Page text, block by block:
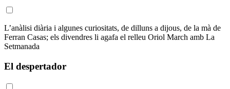
L’anàlisi diària i algunes curiositats, de dilluns a dijous, de la mà de
Ferran Casas; els divendres li agafa el relleu Oriol March amb La
Setmanada
El despertador